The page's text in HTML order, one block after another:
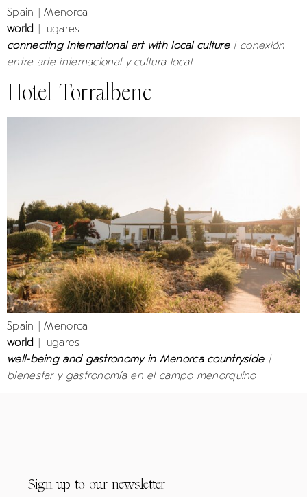
Spain | Menorca
world
| lugares
connecting international art with local culture | conexión
entre arte internacional y cultura local
Hotel Torralbenc
Spain | Menorca
world
| lugares
well-being and gastronomy in Menorca countryside|
bienestar y gastronomía en el campo menorquino
Sign up to our newsletter